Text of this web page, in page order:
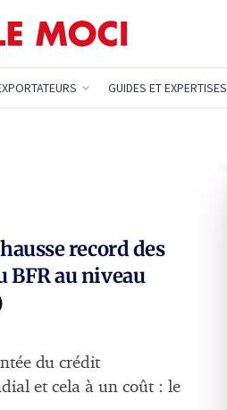
GUIDES ET EXPERTISES
record des
BFR au niveau
du crédit
et cela à un coût : le